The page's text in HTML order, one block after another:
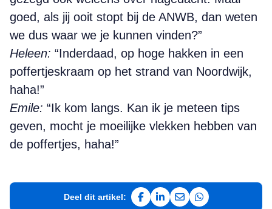
goed, als jij ooit stopt bij de ANWB, dan weten
we dus waar we je kunnen vinden?”
Heleen: “Inderdaad, op hoge hakken in een
poffertjeskraam op het strand van Noordwijk,
haha!”
Emile: “Ik kom langs. Kan ik je meteen tips
geven, mocht je moeilijke vlekken hebben van
de poffertjes, haha!”
Deel dit artikel:
Deel op Facebook
Deel op LinkedIn
Deel via e-mail
Deel via